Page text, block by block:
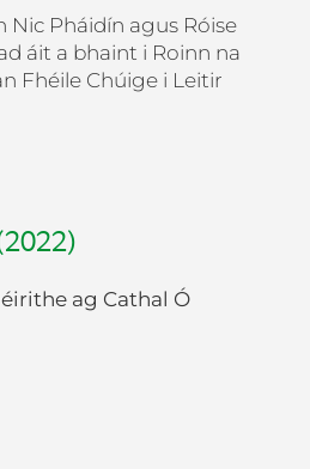
Nic Pháidín agus Róise
áit a bhaint i Roinn na
Fhéile Chúige i Leitir
ag Cathal Ó